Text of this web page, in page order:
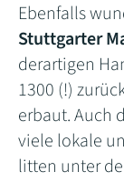
Ebenfalls
Stuttgarter
derartigen
1300 (!)
erbaut. Auch
viele lokale
litten unter